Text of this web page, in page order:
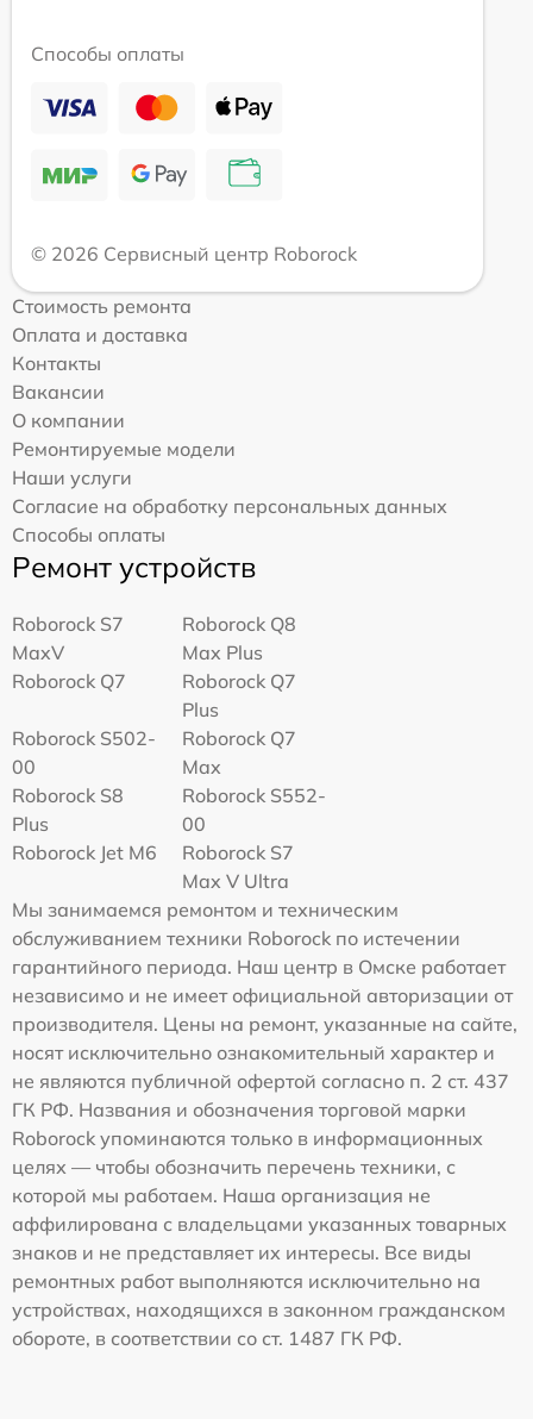
Способы оплаты
© 2026 Сервисный центр Roborock
Стоимость ремонта
Оплата и доставка
Контакты
Вакансии
О компании
Ремонтируемые модели
Наши услуги
Согласие на обработку персональных данных
Способы оплаты
Ремонт устройств
Roborock S7
MaxV
Roborock Q8
Max Plus
Roborock Q7
Roborock Q7
Plus
Roborock S502-
00
Roborock Q7
Max
Roborock S8
Plus
Roborock S552-
00
Roborock Jet M6
Roborock S7
Max V Ultra
Мы занимаемся ремонтом и техническим
обслуживанием техники Roborock по истечении
гарантийного периода. Наш центр в Омске работает
независимо и не имеет официальной авторизации от
производителя. Цены на ремонт, указанные на сайте,
носят исключительно ознакомительный характер и
не являются публичной офертой согласно п. 2 ст. 437
ГК РФ. Названия и обозначения торговой марки
Roborock упоминаются только в информационных
целях — чтобы обозначить перечень техники, с
которой мы работаем. Наша организация не
аффилирована с владельцами указанных товарных
знаков и не представляет их интересы. Все виды
ремонтных работ выполняются исключительно на
устройствах, находящихся в законном гражданском
обороте, в соответствии со ст. 1487 ГК РФ.